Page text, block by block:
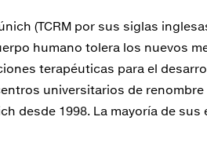
(TCRM por sus siglas
humano tolera los nuevos
terapéuticas para el
universitarios de
desde 1998. La mayoría de